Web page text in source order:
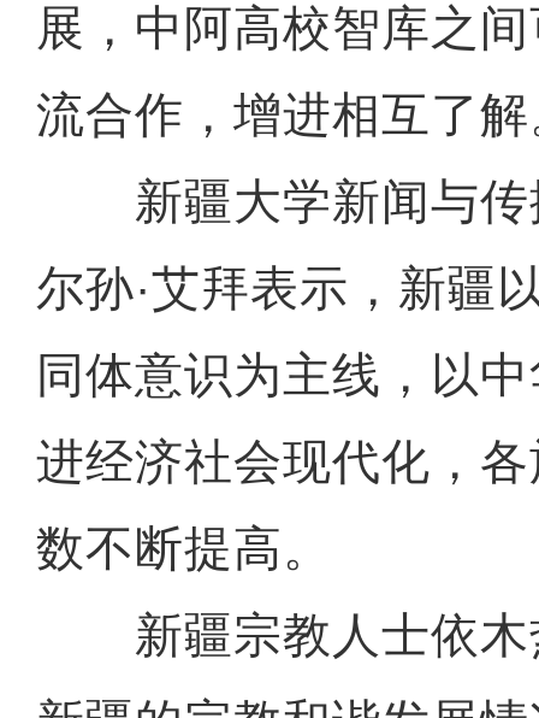
展，中阿高校智库之
流合作，增进相互了
新疆大学新闻与传
尔孙·艾拜表示，新疆
同体意识为主线，以
进经济社会现代化，
数不断提高。
新疆宗教人士依木